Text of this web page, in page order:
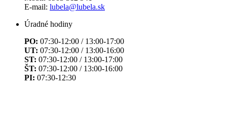
E-mail: lubela@lubela.sk
Úradné hodiny
PO: 07:30-12:00 / 13:00-17:00
UT: 07:30-12:00 / 13:00-16:00
ST: 07:30-12:00 / 13:00-17:00
ŠT: 07:30-12:00 / 13:00-16:00
PI: 07:30-12:30